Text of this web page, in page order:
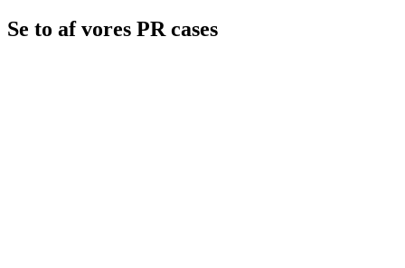
Se to af vores PR cases